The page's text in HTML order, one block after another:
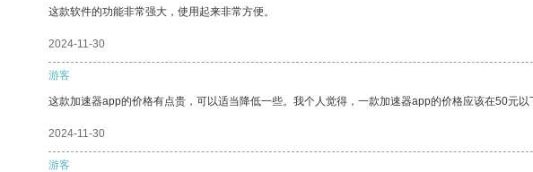
这款软件的功能非常强大，使用起来非常方便。
2024-11-30
游客
这款加速器app的价格有点贵，可以适当降低一些。我个人觉得，一款加速器app的价格应该在50元以
2024-11-30
游客